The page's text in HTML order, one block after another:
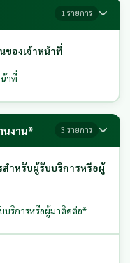
1 รายการ
องเจ้าหน้าที่
าที่
นงาน* 3 รายการ
ำหรับผู้รับบริการหรือผู้
บริการหรือผู้มาติดต่อ*